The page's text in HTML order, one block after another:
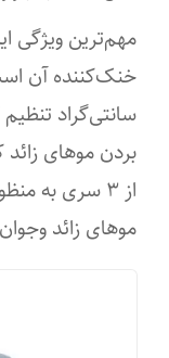
مهم‌ترین ویژگی
سانتی‌گراد
بردن موهای
از ۳ سری به‌
موهای زائد